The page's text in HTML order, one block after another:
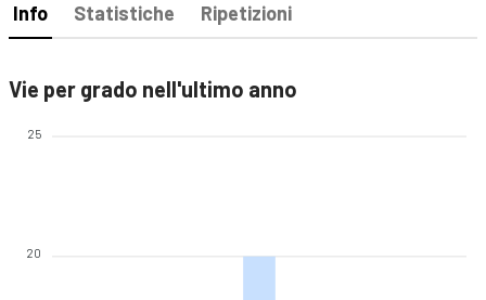
Info Statistiche Ripetizioni
Vie per grado nell'ultimo anno
25
20